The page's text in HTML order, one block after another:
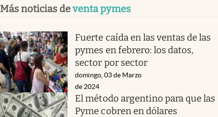
Más noticias deventa pymes
Fuerte caída en las ventas de las
pymes en febrero: los datos,
sector por sector
domingo, 03 de Marzo
de 2024
El método argentino para que las
Pyme cobren en dólares